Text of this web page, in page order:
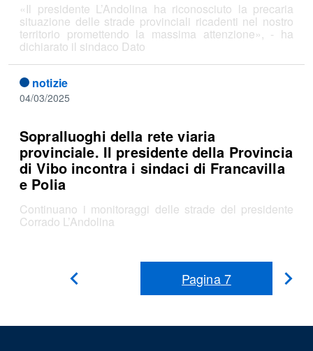
«Il presidente L’Andolina ha riconosciuto la precaria
situazione delle strade provinciali ricadenti nel nostro
territorio promettendo la massima attenzione», - ha
dichiarato il sindaco Dato
notizie
04/03/2025
Sopralluoghi della rete viaria
provinciale. Il presidente della Provincia
di Vibo incontra i sindaci di Francavilla
e Polia
Continuano i monitoraggi delle strade del presidente
Corrado L’Andolina
Pagina7